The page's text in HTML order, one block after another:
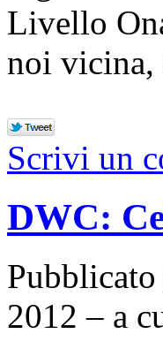
Livello
noi
Scrivi un
DWC:
2012 – a